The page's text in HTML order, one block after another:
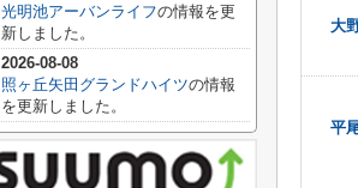
大
平
光明池アーバンライフの情報を更
新しました。
2026-08-08
照ヶ丘矢田グランドハイツの情報
を更新しました。